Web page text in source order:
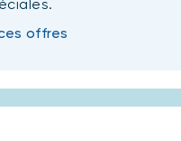
offres